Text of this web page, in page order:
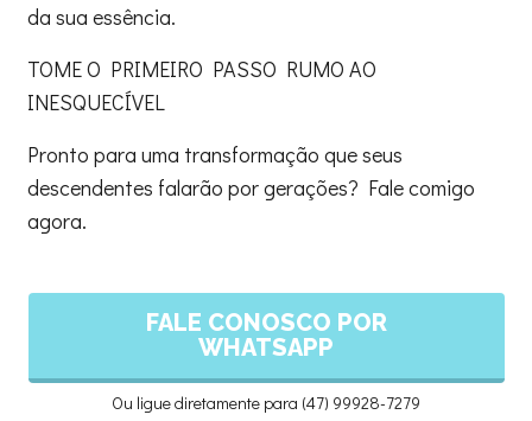
da sua essência.
TOME O PRIMEIRO PASSO RUMO AO
INESQUECÍVEL
Pronto para uma transformação que seus
descendentes falarão por gerações? Fale comigo
agora.
FALE CONOSCO POR
WHATSAPP
Ou ligue diretamente para (47) 99928-7279